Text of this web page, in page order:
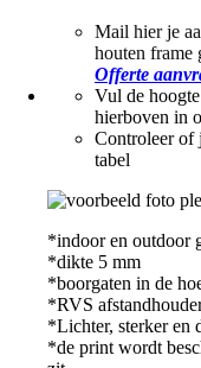
Mail hier je
houten frame
Offerte
Vul de
hierboven in
Controleer of
tabel
*indoor en outdoor
*dikte 5 mm
*boorgaten in de
*RVS
*Lichter, sterker en
*de print wordt